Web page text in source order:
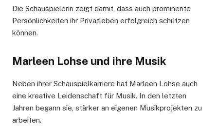
Die Schauspielerin zeigt damit, dass auch prominente
Persönlichkeiten ihr Privatleben erfolgreich schützen
können.
Marleen Lohse und ihre Musik
Neben ihrer Schauspielkarriere hat Marleen Lohse auch
eine kreative Leidenschaft für Musik. In den letzten
Jahren begann sie, stärker an eigenen Musikprojekten zu
arbeiten.